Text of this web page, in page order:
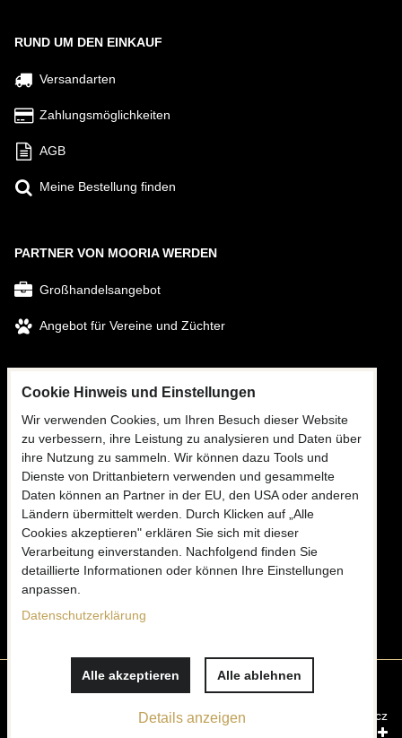
RUND UM DEN EINKAUF
Versandarten
Zahlungsmöglichkeiten
AGB
Meine Bestellung finden
PARTNER VON MOORIA WERDEN
Großhandelsangebot
Angebot für Vereine und Züchter
Facebook
Instagram
KONTAKTIEREN SIE UNS
✉ info@mooria.eu
Cookie-Einstellungen Datenschutzerklärung Impressum
Website erstellt mit: ByznysWeb.cz
Cookie Hinweis und Einstellungen
Wir verwenden Cookies, um Ihren Besuch dieser Website
zu verbessern, ihre Leistung zu analysieren und Daten über
ihre Nutzung zu sammeln. Wir können dazu Tools und
Dienste von Drittanbietern verwenden und gesammelte
Daten können an Partner in der EU, den USA oder anderen
Ländern übermittelt werden. Durch Klicken auf „Alle
Cookies akzeptieren" erklären Sie sich mit dieser
Verarbeitung einverstanden. Nachfolgend finden Sie
detaillierte Informationen oder können Ihre Einstellungen
anpassen.
Datenschutzerklärung
Details anzeigen
Alle akzeptieren Alle ablehnen